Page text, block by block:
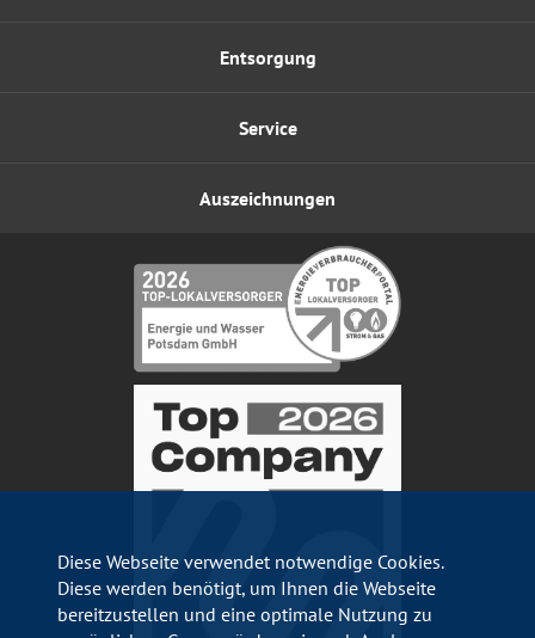
Entsorgung
Service
Auszeichnungen
Diese Webseite verwendet notwendige Cookies.
Diese werden benötigt, um Ihnen die Webseite
bereitzustellen und eine optimale Nutzung zu